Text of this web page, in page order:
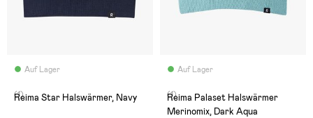
Auf Lager
(1)
Reima Star Halswärmer, Navy
Auf Lager
(1)
Reima Palaset Halswärmer
Merinomix, Dark Aqua